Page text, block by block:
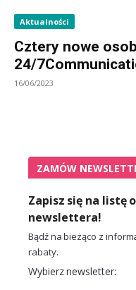
Aktualności
Cztery nowe
24/
16/06/2023
ZAMÓW
Zapisz się na listę
newslettera!
Bądź na bieżąco z
rabaty.
Wybierz newsletter: